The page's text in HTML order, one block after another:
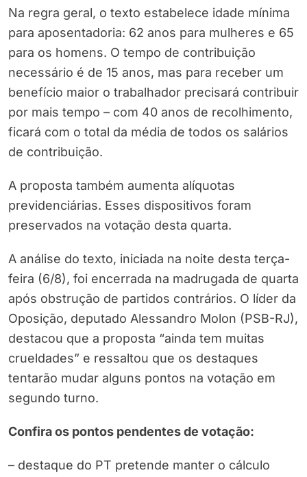
Na regra geral, o texto estabelece idade mínima
para aposentadoria: 62 anos para mulheres e 65
para os homens. O tempo de contribuição
necessário é de 15 anos, mas para receber um
benefício maior o trabalhador precisará contribuir
por mais tempo – com 40 anos de recolhimento,
ficará com o total da média de todos os salários
de contribuição.
A proposta também aumenta alíquotas
previdenciárias. Esses dispositivos foram
preservados na votação desta quarta.
A análise do texto, iniciada na noite desta terça-
feira (6/8), foi encerrada na madrugada de quarta
após obstrução de partidos contrários. O líder da
Oposição, deputado Alessandro Molon (PSB-RJ),
destacou que a proposta “ainda tem muitas
crueldades” e ressaltou que os destaques
tentarão mudar alguns pontos na votação em
segundo turno.
Confira os pontos pendentes de votação:
– destaque do PT pretende manter o cálculo